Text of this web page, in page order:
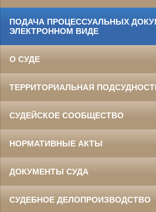
ПОДАЧА ПРОЦЕССУАЛЬНЫХ
ЭЛЕКТРОННОМ ВИДЕ
О СУДЕ
ТЕРРИТОРИАЛЬНАЯ
СУДЕЙСКОЕ СООБЩЕСТВО
НОРМАТИВНЫЕ АКТЫ
ДОКУМЕНТЫ СУДА
СУДЕБНОЕ ДЕЛОПРОИЗВОДСТВО